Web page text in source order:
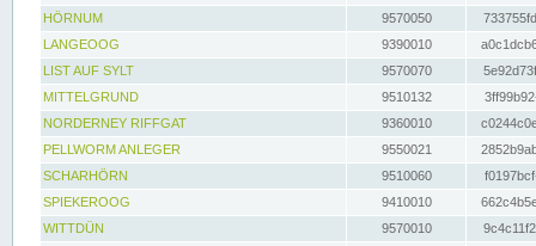
HÖRNUM
9570050
LANGEOOG
9390010
LIST AUF SYLT
9570070
MITTELGRUND
9510132
NORDERNEY RIFFGAT
9360010
PELLWORM ANLEGER
9550021
SCHARHÖRN
9510060
SPIEKEROOG
9410010
WITTDÜN
9570010